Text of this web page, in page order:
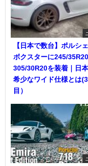
【日本で数台】ポルシ
ボクスターに245/35R20
305/30R20を装着｜日
希少なワイド仕様とは
目）